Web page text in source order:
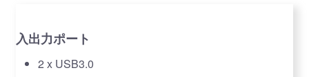
入出力ポート
2 x USB3.0